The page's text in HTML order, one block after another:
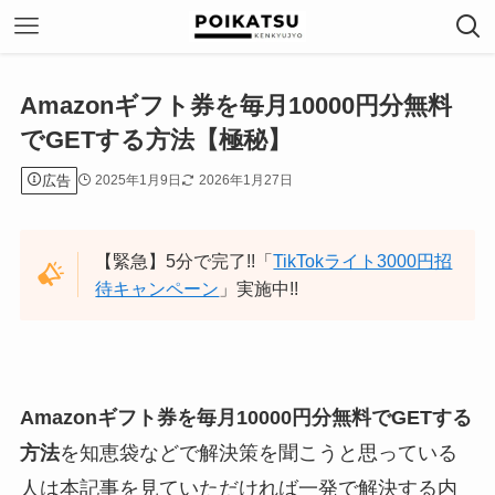
Amazonギフト券を毎月10000円分無料
でGETする方法【極秘】
広告 2025年1月9日 2026年1月27日
【緊急】5分で完了!!「TikTokライト3000円招
待キャンペーン 」実施中!!
Amazonギフト券を毎月10000円分無料でGETする
方法を知恵袋などで解決策を聞こうと思っている
人は本記事を見ていただければ一発で解決する内